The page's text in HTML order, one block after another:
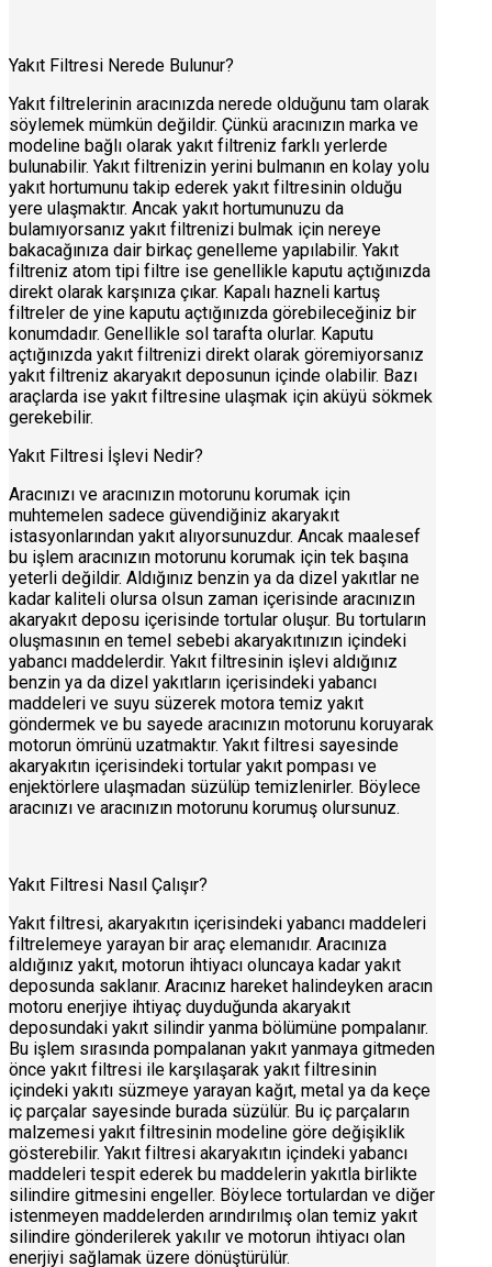
Yakıt Filtresi Nerede Bulunur?
Yakıt filtrelerinin aracınızda nerede olduğunu tam olarak
söylemek mümkün değildir. Çünkü aracınızın marka ve
modeline bağlı olarak yakıt filtreniz farklı yerlerde
bulunabilir. Yakıt filtrenizin yerini bulmanın en kolay yolu
yakıt hortumunu takip ederek yakıt filtresinin olduğu
yere ulaşmaktır. Ancak yakıt hortumunuzu da
bulamıyorsanız yakıt filtrenizi bulmak için nereye
bakacağınıza dair birkaç genelleme yapılabilir. Yakıt
filtreniz atom tipi filtre ise genellikle kaputu açtığınızda
direkt olarak karşınıza çıkar. Kapalı hazneli kartuş
filtreler de yine kaputu açtığınızda görebileceğiniz bir
konumdadır. Genellikle sol tarafta olurlar. Kaputu
açtığınızda yakıt filtrenizi direkt olarak göremiyorsanız
yakıt filtreniz akaryakıt deposunun içinde olabilir. Bazı
araçlarda ise yakıt filtresine ulaşmak için aküyü sökmek
gerekebilir.
Yakıt Filtresi İşlevi Nedir?
Aracınızı ve aracınızın motorunu korumak için
muhtemelen sadece güvendiğiniz akaryakıt
istasyonlarından yakıt alıyorsunuzdur. Ancak maalesef
bu işlem aracınızın motorunu korumak için tek başına
yeterli değildir. Aldığınız benzin ya da dizel yakıtlar ne
kadar kaliteli olursa olsun zaman içerisinde aracınızın
akaryakıt deposu içerisinde tortular oluşur. Bu tortuların
oluşmasının en temel sebebi akaryakıtınızın içindeki
yabancı maddelerdir. Yakıt filtresinin işlevi aldığınız
benzin ya da dizel yakıtların içerisindeki yabancı
maddeleri ve suyu süzerek motora temiz yakıt
göndermek ve bu sayede aracınızın motorunu koruyarak
motorun ömrünü uzatmaktır. Yakıt filtresi sayesinde
akaryakıtın içerisindeki tortular yakıt pompası ve
enjektörlere ulaşmadan süzülüp temizlenirler. Böylece
aracınızı ve aracınızın motorunu korumuş olursunuz.
Yakıt Filtresi Nasıl Çalışır?
Yakıt filtresi, akaryakıtın içerisindeki yabancı maddeleri
filtrelemeye yarayan bir araç elemanıdır. Aracınıza
aldığınız yakıt, motorun ihtiyacı oluncaya kadar yakıt
deposunda saklanır. Aracınız hareket halindeyken aracın
motoru enerjiye ihtiyaç duyduğunda akaryakıt
deposundaki yakıt silindir yanma bölümüne pompalanır.
Bu işlem sırasında pompalanan yakıt yanmaya gitmeden
önce yakıt filtresi ile karşılaşarak yakıt filtresinin
içindeki yakıtı süzmeye yarayan kağıt, metal ya da keçe
iç parçalar sayesinde burada süzülür. Bu iç parçaların
malzemesi yakıt filtresinin modeline göre değişiklik
gösterebilir. Yakıt filtresi akaryakıtın içindeki yabancı
maddeleri tespit ederek bu maddelerin yakıtla birlikte
silindire gitmesini engeller. Böylece tortulardan ve diğer
istenmeyen maddelerden arındırılmış olan temiz yakıt
silindire gönderilerek yakılır ve motorun ihtiyacı olan
enerjiyi sağlamak üzere dönüştürülür.